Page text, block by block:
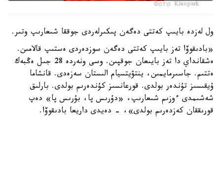
Фото: Kinopark
ول لەزدە بايىپ كەتتى دەگەن پىكىرلەردى جوققا شىعارىپ وتىر.
«بادىقوۆا تەز بايىپ كەتتى دەگەن سوزدەردى ەستىپ قالامىن.
ەشقانداي دا تەز بايىعان جوقپىن. وسى ونەردە 28 جىل ەڭبەك
ەتتىم. جاسىرمايمىن، ينتۋيتسيام الىستان سەزەدى. قانشاما
ۇيقىسىز تۇندەر بولدى. قورعانسىز كۇندەرىم بولدى. بارلىق
شەشىمدى ءوزىم شىعارىپ، «دۇرىس پا، بۇرىس پا» دەپ
قورىققان كەزدەرىم بولدى»، - دەيدى داريعا بادىقوۆا.